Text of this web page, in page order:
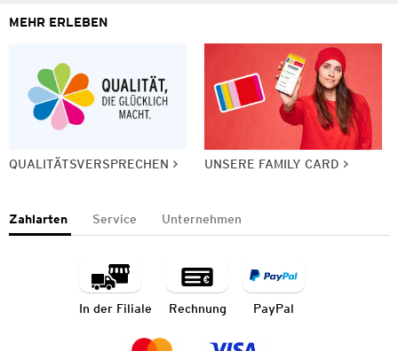
MEHR ERLEBEN
QUALITÄTSVERSPRECHEN UNSERE FAMILY CARD
Zahlarten Service Unternehmen
In der Filiale Rechnung PayPal